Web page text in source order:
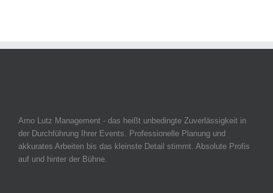
Arno Lutz Management - das heißt unbedingte Zuverlässigkeit in
der Durchführung Ihrer Events. Professionelle Planung und
akkurates Arbeiten bis das kleinste Detail stimmt. Absolute Profis
auf und hinter der Bühne.